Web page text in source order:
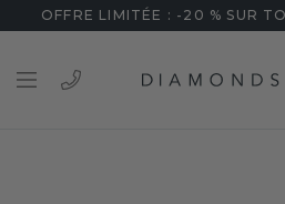
OFFRE LIMITÉE : -20 % SUR